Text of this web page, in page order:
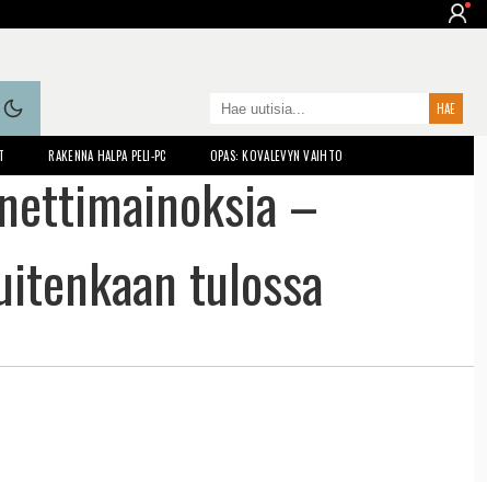
RAKENNA HALPA PELI-PC OPAS: KOVALEVYN VAIHTO
–
tulossa